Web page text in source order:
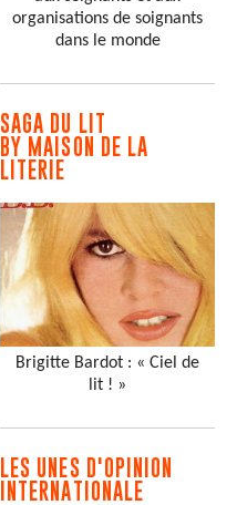
organisations de soignants
dans le monde
SAGA DU LIT
BY MAISON DE LA
LITERIE
Brigitte Bardot : « Ciel de
lit ! »
LES UNES D'OPINION
INTERNATIONALE